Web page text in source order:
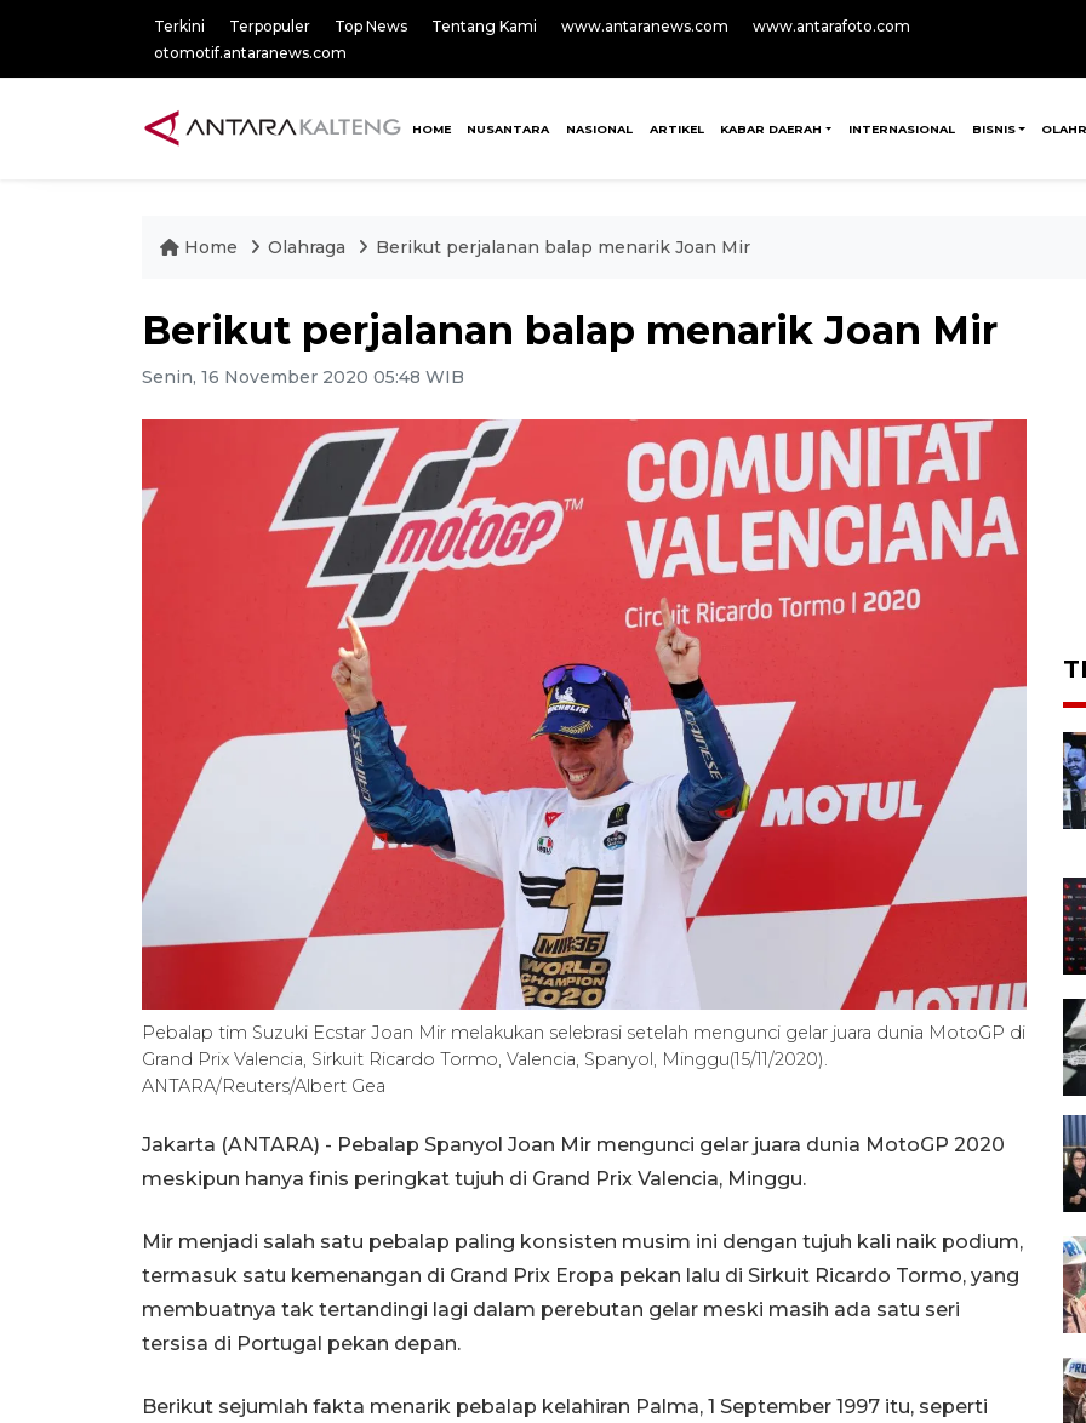
Terkini Terpopuler Top News Tentang Kami www.antaranews.com
www.antarafoto.com
otomotif.antaranews.com
HOME NUSANTARA NASIONAL ARTIKEL KABAR DAERAH INTERNASIONAL BISNIS
Home Olahraga Berikut perjalanan balap menarik Joan Mir
Berikut perjalanan balap menarik Joan Mir
Senin, 16 November 2020 05:48 WIB
Pebalap tim Suzuki Ecstar Joan Mir melakukan selebrasi setelah mengunci gelar juara dunia MotoGP di
Grand Prix Valencia, Sirkuit Ricardo Tormo, Valencia, Spanyol, Minggu(15/11/2020).
ANTARA/Reuters/Albert Gea
Jakarta (ANTARA) - Pebalap Spanyol Joan Mir mengunci gelar juara dunia MotoGP 2020
meskipun hanya finis peringkat tujuh di Grand Prix Valencia, Minggu.
Mir menjadi salah satu pebalap paling konsisten musim ini dengan tujuh kali naik podium,
termasuk satu kemenangan di Grand Prix Eropa pekan lalu di Sirkuit Ricardo Tormo, yang
membuatnya tak tertandingi lagi dalam perebutan gelar meski masih ada satu seri
tersisa di Portugal pekan depan.
Berikut sejumlah fakta menarik pebalap kelahiran Palma, 1 September 1997 itu, seperti